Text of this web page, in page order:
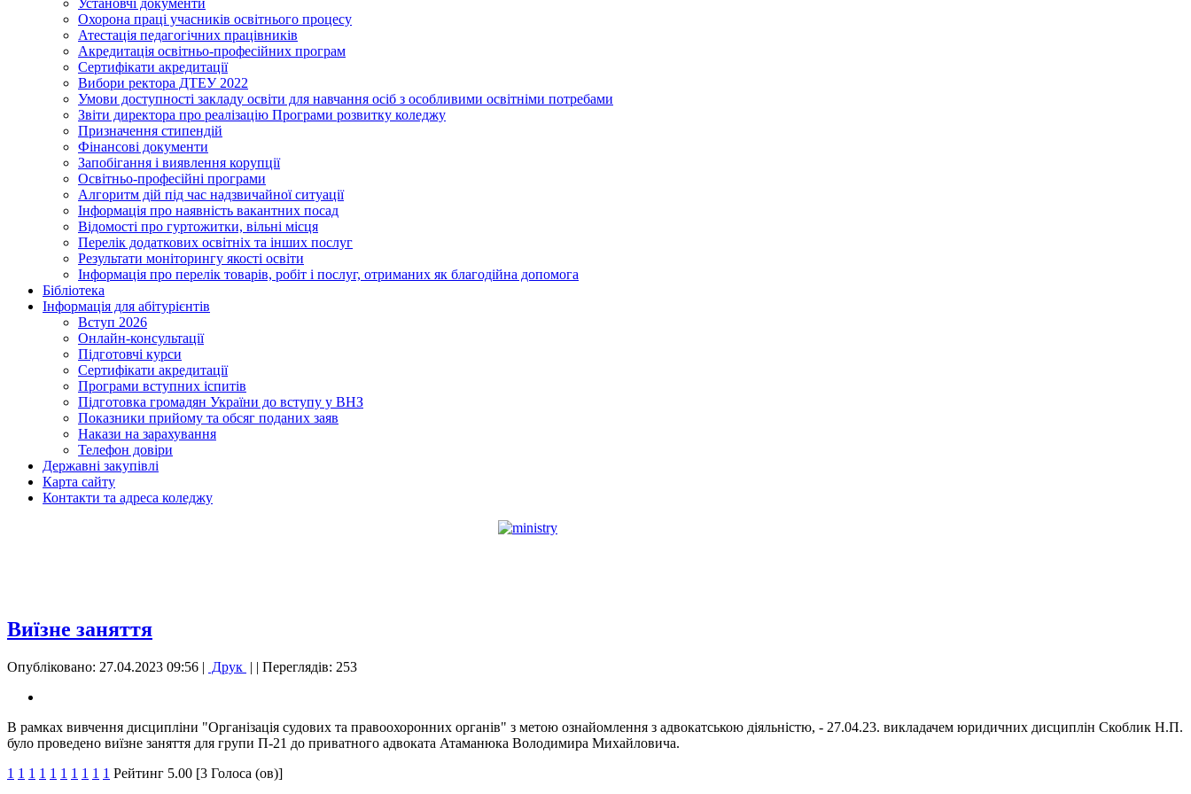
Установчі документи
Охорона праці учасників освітнього процесу
Атестація педагогічних працівників
Акредитація освітньо-професійних програм
Сертифікати акредитації
Вибори ректора ДТЕУ 2022
Умови доступності закладу освіти для навчання осіб з особливими освітніми потребами
Звіти директора про реалізацію Програми розвитку коледжу
Призначення стипендій
Фінансові документи
Запобігання і виявлення корупції
Освітньо-професійні програми
Алгоритм дій під час надзвичайної ситуації
Інформація про наявність вакантних посад
Відомості про гуртожитки, вільні місця
Перелік додаткових освітніх та інших послуг
Результати моніторингу якості освіти
Інформація про перелік товарів, робіт і послуг, отриманих як благодійна допомога
Бібліотека
Інформація для абітурієнтів
Вступ 2026
Онлайн-консультації
Підготовчі курси
Сертифікати акредитації
Програми вступних іспитів
Підготовка громадян України до вступу у ВНЗ
Показники прийому та обсяг поданих заяв
Накази на зарахування
Телефон довіри
Державні закупівлі
Карта сайту
Контакти та адреса коледжу
Виїзне заняття
Опубліковано: 27.04.2023 09:56 | Друк | | Переглядів: 253
В рамках вивчення дисципліни "Організація судових та правоохоронних органів" з метою ознайомлення з адвокатською діяльністю, - 27.04.23. викладачем юридичних дисциплін Скоблик Н.П.
було проведено виїзне заняття для групи П-21 до приватного адвоката Атаманюка Володимира Михайловича.
1 1 1 1 1 1 1 1 1 1 Рейтинг 5.00 [3 Голоса (ов)]